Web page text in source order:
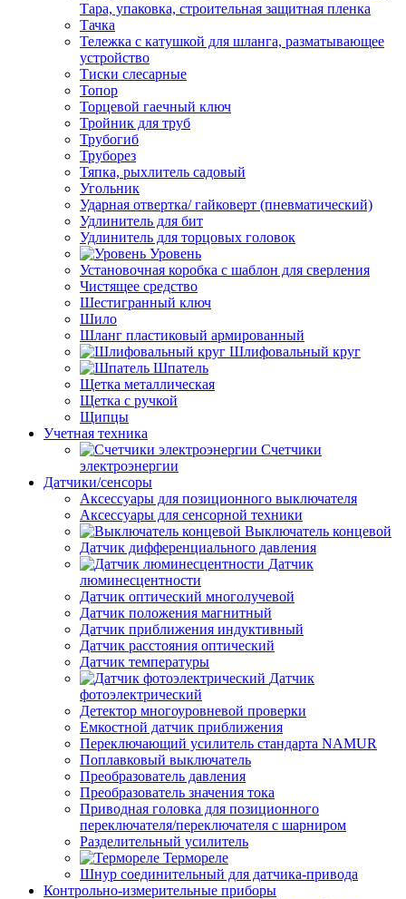
Тара, упаковка, строительная защитная пленка
Тачка
Тележка с катушкой для шланга, разматывающее
устройство
Тиски слесарные
Топор
Торцевой гаечный ключ
Тройник для труб
Трубогиб
Труборез
Тяпка, рыхлитель садовый
Угольник
Ударная отвертка/ гайковерт (пневматический)
Удлинитель для бит
Удлинитель для торцовых головок
Уровень
Установочная коробка с шаблон для сверления
Чистящее средство
Шестигранный ключ
Шило
Шланг пластиковый армированный
Шлифовальный круг
Шпатель
Щетка металлическая
Щетка с ручкой
Щипцы
Учетная техника
Счетчики
электроэнергии
Датчики/сенсоры
Аксессуары для позиционного выключателя
Аксессуары для сенсорной техники
Выключатель концевой
Датчик дифференциального давления
Датчик
люминесцентности
Датчик оптический многолучевой
Датчик положения магнитный
Датчик приближения индуктивный
Датчик расстояния оптический
Датчик температуры
Датчик
фотоэлектрический
Детектор многоуровневой проверки
Емкостной датчик приближения
Переключающий усилитель стандарта NAMUR
Поплавковый выключатель
Преобразователь давления
Преобразователь значения тока
Приводная головка для позиционного
переключателя/переключателя с шарниром
Разделительный усилитель
Термореле
Шнур соединительный для датчика-привода
Контрольно-измерительные приборы